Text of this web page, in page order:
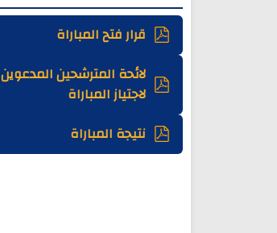
قرار فتح المباراة
لائحة المترشحين المدعوين
لاجتياز المباراة
نتيجة المباراة